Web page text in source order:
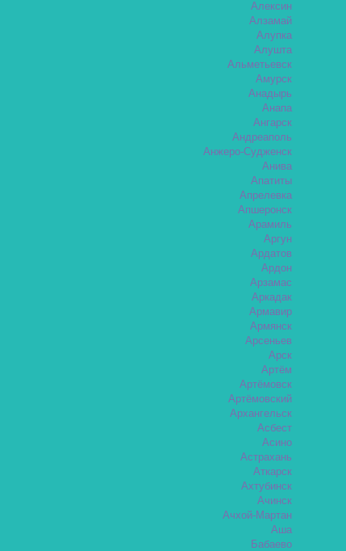
Алексин
Алзамай
Алупка
Алушта
Альметьевск
Амурск
Анадырь
Анапа
Ангарск
Андреаполь
Анжеро-Судженск
Анива
Апатиты
Апрелевка
Апшеронск
Арамиль
Аргун
Ардатов
Ардон
Арзамас
Аркадак
Армавир
Армянск
Арсеньев
Арск
Артём
Артёмовск
Артёмовский
Архангельск
Асбест
Асино
Астрахань
Аткарск
Ахтубинск
Ачинск
Ачхой-Мартан
Аша
Бабаево